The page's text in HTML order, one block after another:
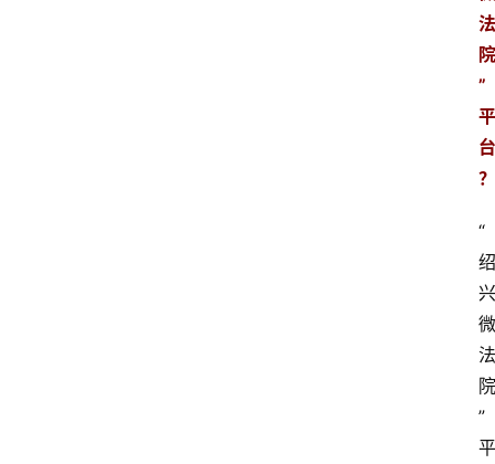
法
院
”
平
台
？
“
绍
兴
微
法
院
”
平